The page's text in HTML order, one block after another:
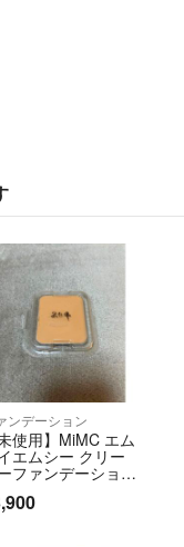
ンデーション
未使用】MiMC エム
エムシー クリー
ファンデーショ